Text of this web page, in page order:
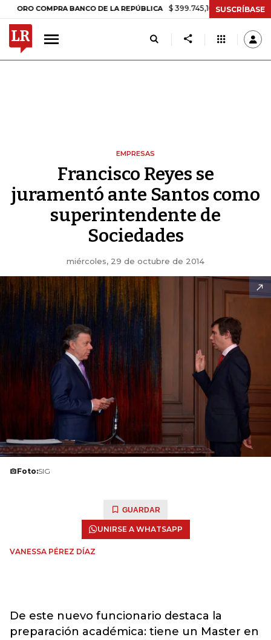
COMPRA BANCO DE LA REPÚBLICA $ 399.745,16 +$ 2.295,71 +0,58%
SUSCRÍBASE
EMPRESAS
Francisco Reyes se
juramentó ante Santos como
superintendente de
Sociedades
miércoles, 29 de octubre de 2014
Foto:SIG
GUARDAR
UNIRSE A WHATSAPP
VANESSA PÉREZ DÍAZ
De este nuevo funcionario destaca la
preparación académica: tiene un Master en